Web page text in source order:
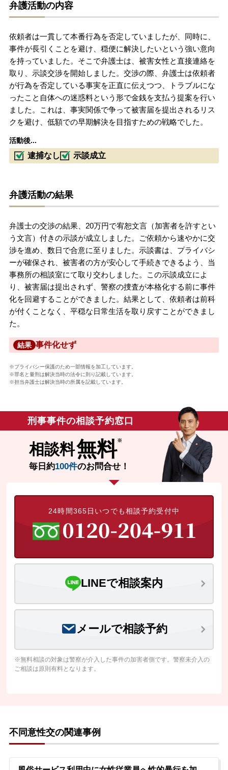
弁護活動の内容
依頼者は一貫して本番行為を否定していましたが、同時に、
事件が長引くことを避け、穏便に解決したいという強い意向
を持っていました。そこで弁護士は、被害女性と直接連絡を
取り、示談交渉を開始しました。交渉の際、弁護士は依頼者
が行為を否定している事実を正直に伝えつつ、トラブルにな
ったこと自体への迷惑料という形で金銭を支払う提案を行い
ました。これは、事実関係で争って被害届を提出されるリス
クを避け、低額での早期解決を目指すための戦略でした。
活動後...
逮捕なし 示談成立
弁護活動の結果
弁護士の交渉の結果、20万円で宥恕文言（加害者を許すとい
う文言）付きの示談が成立しました。ご依頼から速やかに交
渉を進め、数日で合意に至りました。示談書は、プライバシ
ーが確保され、被害者の方が安心して手続きできるよう、当
事務所の相談室にて取り交わしました。この示談成立によ
り、被害届は提出されず、警察の捜査が本格化する前に事件
化を回避することができました。結果として、依頼者は前科
が付くことなく、平穏な日常生活を取り戻すことができまし
た。
結果 事件化せず
※プライバシー保護のため一部情報を加工しています。
※罪名と量刑は解決当時の法令に則り記載しています。
※担当弁護士は解決当時の所属を記載しています。
刑事事件の相談予約窓口
相談料無料
毎日約100件のお問合せ！
24時間365日いつでも相談予約受付中
LINEで相談案内
メールで相談予約
※無料相談の対象は警察が介入した事件の加害者側です。警察未介入の
ご相談は原則有料となります。
不同意性交の関連事例